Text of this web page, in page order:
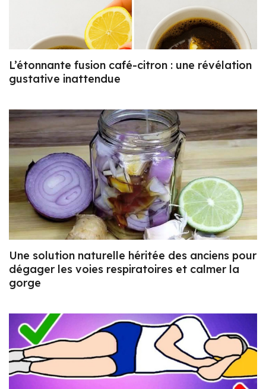
L’étonnante fusion café-citron : une révélation
gustative inattendue
Une solution naturelle héritée des anciens pour
dégager les voies respiratoires et calmer la
gorge